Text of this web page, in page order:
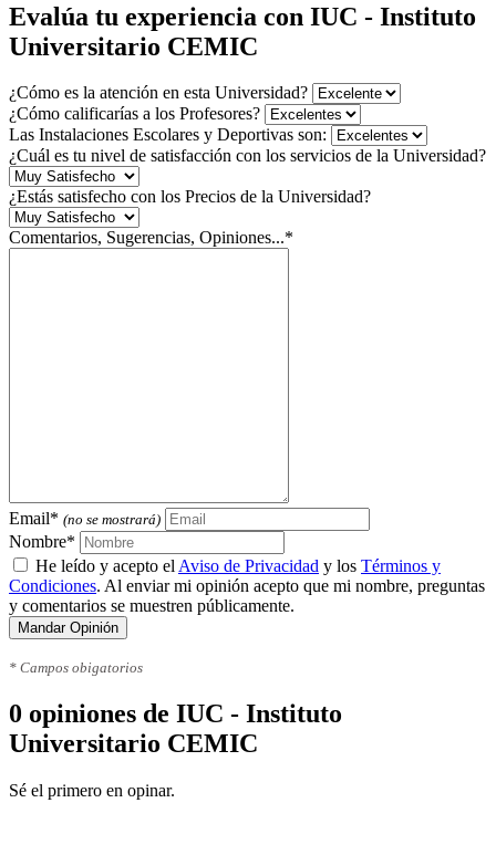
Evalúa tu experiencia con IUC - Instituto
Universitario CEMIC
¿Cómo es la atención en esta Universidad?
¿Cómo calificarías a los Profesores?
Las Instalaciones Escolares y Deportivas son:
¿Cuál es tu nivel de satisfacción con los servicios de la Universidad?
¿Estás satisfecho con los Precios de la Universidad?
Comentarios, Sugerencias, Opiniones...*
Email* (no se mostrará)
Nombre*
He leído y acepto elAviso de Privacidad y los Términos y
Condiciones. Al enviar mi opinión acepto que mi nombre, preguntas
y comentarios se muestren públicamente.
Mandar Opinión
* Campos obigatorios
0 opiniones de IUC - Instituto
Universitario CEMIC
Sé el primero en opinar.